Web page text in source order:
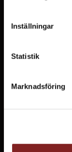
Inställningar
Statistik
Marknadsföring